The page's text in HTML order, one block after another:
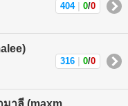
404 0/0
316 0/0
จงมีความสุขในความว่างเปล่า - แม็กมาลี (maxmalee)